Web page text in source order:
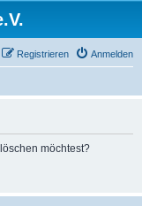
Anmelden
Registrieren
möchtest?